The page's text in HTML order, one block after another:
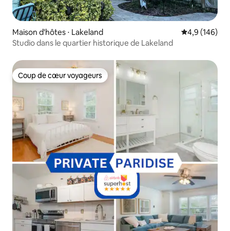
Maison d'hôtes ⋅ Lakeland Évaluation
4,9 (146)
Studio dans le quartier historique de Lakeland
Coup de cœur voyageurs
Coup de cœur voyageurs